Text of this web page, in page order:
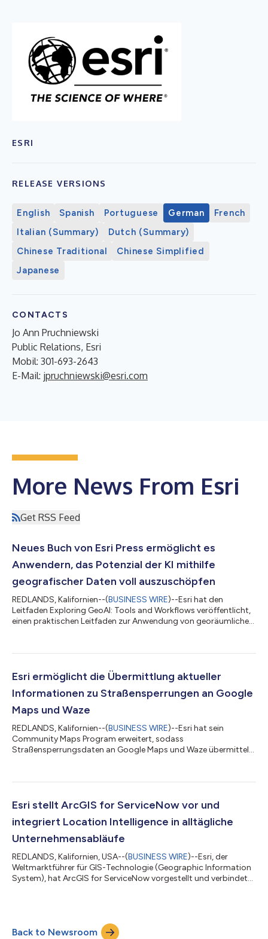
ESRI
RELEASE VERSIONS
English Spanish Portuguese German
French
Italian (Summary)
Dutch (Summary)
Chinese Traditional
Chinese Simplified
Japanese
CONTACTS
Jo Ann Pruchniewski
Public Relations, Esri
Mobil: 301-693-2643
E-Mail: jpruchniewski@esri.com
More News From Esri
Get RSS Feed
Neues Buch von Esri Press ermöglicht es
Anwendern, das Potenzial der KI mithilfe
geografischer Daten voll auszuschöpfen
REDLANDS, Kalifornien--(BUSINESS WIRE)--Esri hat den
Leitfaden Exploring GeoAI: Tools and Workflows veröffentlicht,
einen praktischen Leitfaden zur Anwendung von georäumlicher
Analysten und Datenwissenschaftler und vermittelt das
fortschrittliche KI-Workflows in die praxisnahe räumliche
Analyse zu integrieren. Da GeoAI die Art u...
Esri ermöglicht die Übermittlung aktueller
Informationen zu Straßensperrungen an Google
Maps und Waze
REDLANDS, Kalifornien--(BUSINESS WIRE)--Esri hat sein
Community Maps Program erweitert, sodass
Straßensperrungsdaten an Google Maps und Waze übermittelt
Aktualisierungen zu Straßensperrungen auf einfache Weise
übermitteln können, die ihre Karten anschließend mit diesen
Esri stellt ArcGIS for ServiceNow vor und
integriert Location Intelligence in alltägliche
Unternehmensabläufe
REDLANDS, Kalifornien, USA--(BUSINESS WIRE)--Esri, der
Weltmarktführer für GIS-Technologie (Geographic Information
System), hat ArcGIS for ServiceNow vorgestellt und verbindet
und Organisationen aus Wirtschaft, Landes- und
Kommunalverwaltung, Versorgungswirtschaft, Energie, Handel,
Back to Newsroom